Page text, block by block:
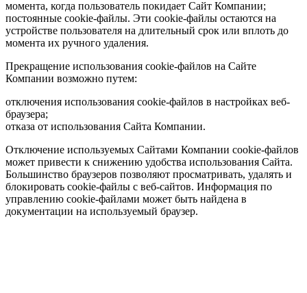
момента, когда пользователь покидает Сайт Компании;
постоянные cookie-файлы. Эти cookie-файлы остаются на
устройстве пользователя на длительный срок или вплоть до
момента их ручного удаления.
Прекращение использования cookie-файлов на Сайте
Компании возможно путем:
отключения использования cookie-файлов в настройках веб-
браузера;
отказа от использования Сайта Компании.
Отключение используемых Сайтами Компании cookie-файлов
может привести к снижению удобства использования Сайта.
Большинство браузеров позволяют просматривать, удалять и
блокировать cookie-файлы c веб-сайтов. Информация по
управлению cookie-файлами может быть найдена в
документации на используемый браузер.